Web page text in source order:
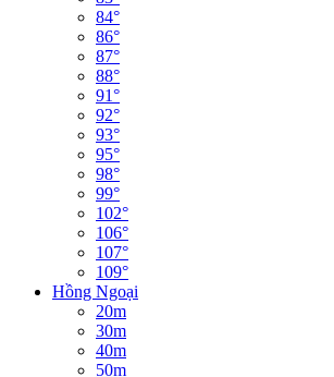
84°
86°
87°
88°
91°
92°
93°
95°
98°
99°
102°
106°
107°
109°
Hồng Ngoại
20m
30m
40m
50m